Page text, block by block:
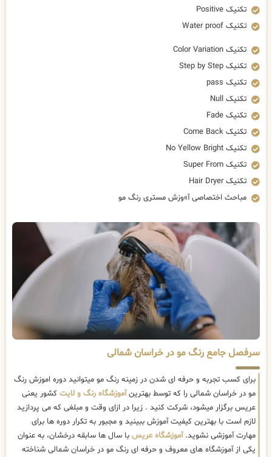
تکنیک Positive
تکنیک Water proof
تکنیک Color Variation
تکنیک Step by Step
تکنیک pass
تکنیک Null
تکنیک Fade
تکنیک Come Back
تکنیک No Yellow Bright
تکنیک Super From
تکنیک Hair Dryer
مباحث اختصاصی آ»وزش مستری رنگ مو
سرفصل جامع رنگ مو در خراسان شمالی
برای کسب تجربه و حرفه ای شدن در زمینه رنگ مو میتوانید دوره اموزش رنگ
مو در خراسان شمالی را که توسط بهترینآموزشگاه رنگ و لایت کشور یعنی
عریس برگزار میشود، شرکت کنید . زیرا در ازای وقت و مبلغی که می پردازید
لازم است با بهترین کیفیت آموزش ببینید و مجبور به تکرار دوره ها برای
مهارت آموزشی نشوید.آموزشگاه عریس با سال ها سابقه درخشان، به عنوان
یکی از آموزشگاه های معروف و حرفه ای رنگ مو در خراسان شمالی شناخته